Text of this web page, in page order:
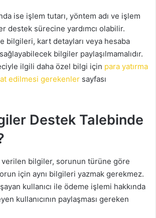
ise işlem tutarı, yöntem adı ve işlem
destek sürecine yardımcı olabilir.
bilgileri, kart detayları veya hesaba
bilgiler paylaşılmamalıdır.
ilgili daha özel bilgi için para yatırma
edilmesi gerekenler sayfası
Destek Talebinde
bilgiler, sorunun türüne göre
için aynı bilgileri yazmak gerekmez.
kullanıcı ile ödeme işlemi hakkında
kullanıcının paylaşması gereken